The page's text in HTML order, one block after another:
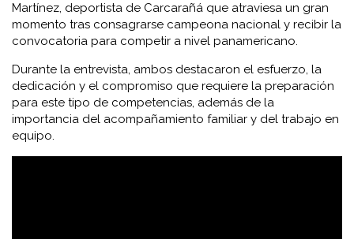
Martínez, deportista de Carcarañá que atraviesa un gran
momento tras consagrarse campeona nacional y recibir la
convocatoria para competir a nivel panamericano.
Durante la entrevista, ambos destacaron el esfuerzo, la
dedicación y el compromiso que requiere la preparación
para este tipo de competencias, además de la
importancia del acompañamiento familiar y del trabajo en
equipo.